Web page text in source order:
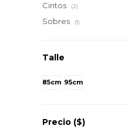
Cintos (2)
Sobres (1)
Talle
85cm 95cm
Precio ($)